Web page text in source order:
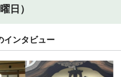
日）
インタビュー